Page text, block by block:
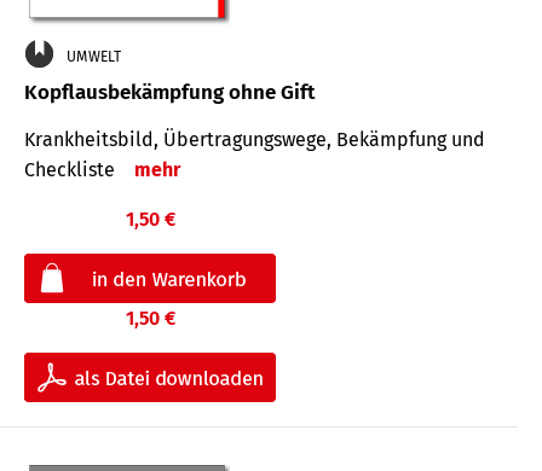
UMWELT
Kopflausbekämpfung ohne Gift
Krankheits­bild, Übertra­gungs­wege, Bekämpfung und
Check­liste
mehr
1,50 €
1,50 €